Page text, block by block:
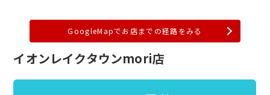
GoogleMapでお店までの経路をみる
イオンレイクタウンmori店